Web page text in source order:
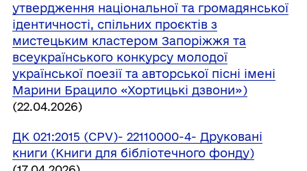
утвердження національної та громадянської
ідентичності, спільних проєктів з
мистецьким кластером Запоріжжя та
всеукраїнського конкурсу молодої
української поезії та авторської пісні імені
Марини Брацило «Хортицькі дзвони»)
(22.04.2026)
ДК 021:2015 (CPV)- 22110000-4- Друковані
книги (Книги для бібліотечного фонду)